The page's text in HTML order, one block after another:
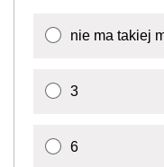
nie ma takiej
3
6